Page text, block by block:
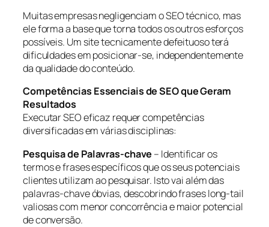
Muitas empresas negligenciam o SEO técnico, mas
ele forma a base que torna todos os outros esforços
possíveis. Um site tecnicamente defeituoso terá
dificuldades em posicionar-se, independentemente
da qualidade do conteúdo.
Competências Essenciais de SEO que Geram
Resultados
Executar SEO eficaz requer competências
diversificadas em várias disciplinas:
Pesquisa de Palavras-chave – Identificar os
termos e frases específicos que os seus potenciais
clientes utilizam ao pesquisar. Isto vai além das
palavras-chave óbvias, descobrindo frases long-tail
valiosas com menor concorrência e maior potencial
de conversão.